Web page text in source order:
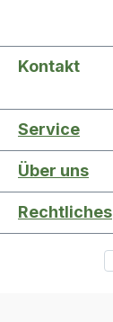
Kontakt
Service
Über uns
Rechtliches